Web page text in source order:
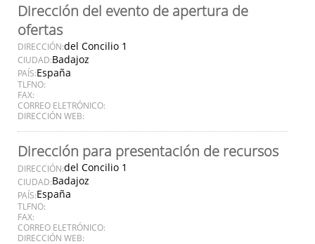
Dirección del evento de apertura de
ofertas
DIRECCIÓN:del Concilio 1
CIUDAD:Badajoz
PAÍS:España
TLFNO:
FAX:
CORREO ELETRÓNICO:
DIRECCIÓN WEB:
Dirección para presentación de recursos
DIRECCIÓN:del Concilio 1
CIUDAD:Badajoz
PAÍS:España
TLFNO:
FAX:
CORREO ELETRÓNICO:
DIRECCIÓN WEB: